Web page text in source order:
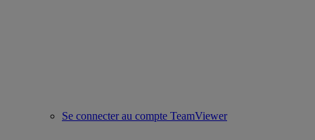
Se connecter au compte TeamViewer